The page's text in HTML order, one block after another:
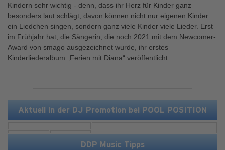
Aktuell in der DJ Promotion bei POOL POSITION
DDP Music Tipps
Kindern sehr wichtig - denn, dass ihr Herz für Kinder ganz
besonders laut schlägt, davon können nicht nur eigenen Kinder
ein Liedchen singen, sondern ganz viele Kinder viele Lieder. Erst
im Frühjahr hat, die Sängerin, die noch 2021 mit dem Newcomer-
Award von smago ausgezeichnet wurde, ihr erstes
Kinderliederalbum „Ferien mit Diana“ veröffentlicht.